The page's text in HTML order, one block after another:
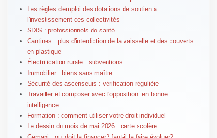
Les règles d'emploi des dotations de soutien à
l'investissement des collectivités
SDIS : professionnels de santé
Cantines : plus d'interdiction de la vaisselle et des couverts
en plastique
Électrification rurale : subventions
Immobilier : biens sans maître
Sécurité des ascenseurs : vérification régulière
Travailler et composer avec l'opposition, en bonne
intelligence
Formation : comment utiliser votre droit individuel
Le dessin du mois de mai 2026 : carte scolère